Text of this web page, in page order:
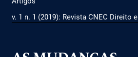
v. 1 n. 1 (2019): Revista CNEC Direito